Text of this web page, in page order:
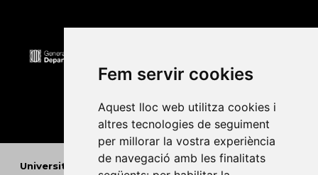
Fem servir cookies
Aquest lloc web utilitza cookies i
altres tecnologies de seguiment
per millorar la vostra experiència
de navegació amb les finalitats
Universitat Abat Oliba CEU•Universitat d'Alacant